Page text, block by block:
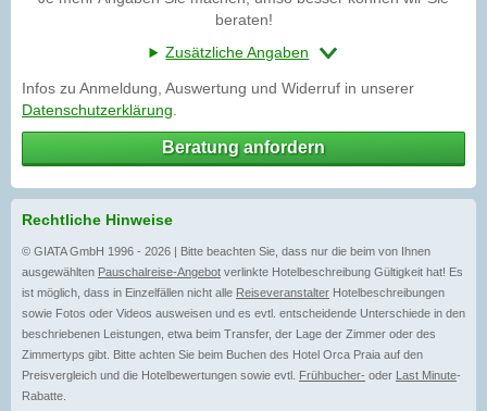
beraten!
Zusätzliche Angaben
Infos zu Anmeldung, Auswertung und Widerruf in unserer
Datenschutzerklärung
Beratung anfordern
Rechtliche Hinweise
© GIATA GmbH 1996 - 2026 | Bitte beachten Sie, dass nur die beim von Ihnen
ausgewählten Pauschalreise-Angebot verlinkte Hotelbeschreibung Gültigkeit hat! Es
ist möglich, dass in Einzelfällen nicht alle Reiseveranstalter Hotelbeschreibungen
sowie Fotos oder Videos ausweisen und es evtl. entscheidende Unterschiede in den
beschriebenen Leistungen, etwa beim Transfer, der Lage der Zimmer oder des
Zimmertyps gibt. Bitte achten Sie beim Buchen des Hotel Orca Praia auf den
Preisvergleich und die Hotelbewertungen sowie evtl. Frühbucher- oder Last Minute-
Rabatte.